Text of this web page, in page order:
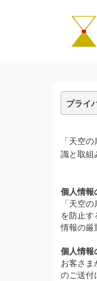
プライ
「天空
識と取組
個人情報
「天空
を防止
情報の厳
個人情報
お客さ
のご送付